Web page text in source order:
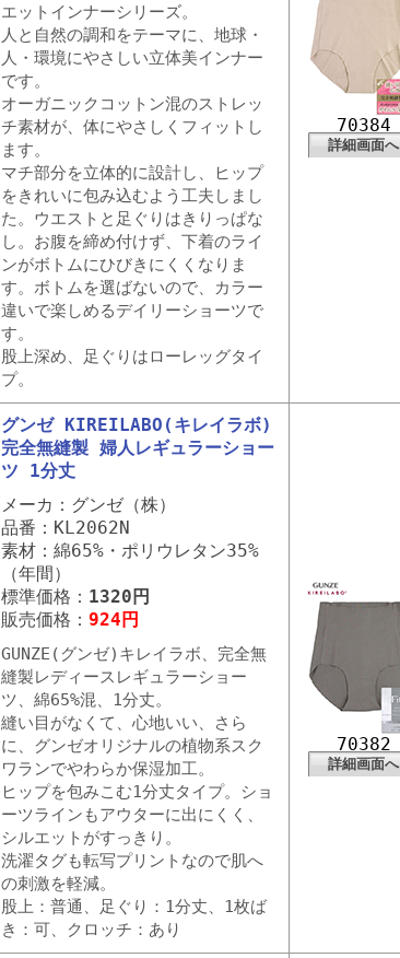
エットインナーシリーズ。
人と自然の調和をテーマに、地球・
人・環境にやさしい立体美インナー
です。
オーガニックコットン混のストレッ
チ素材が、体にやさしくフィットし
ます。
マチ部分を立体的に設計し、ヒップ
をきれいに包み込むよう工夫しまし
た。ウエストと足ぐりはきりっぱな
し。お腹を締め付けず、下着のライ
ンがボトムにひびきにくくなりま
す。ボトムを選ばないので、カラー
違いで楽しめるデイリーショーツで
す。
股上深め、足ぐりはローレッグタイ
プ。
70384
詳細画面へ
グンゼ KIREILABO(キレイラボ)
完全無縫製 婦人レギュラーショー
ツ 1分丈
メーカ：グンゼ（株）
品番：KL2062N
素材：綿65%・ポリウレタン35%
（年間）
標準価格： 1320円
販売価格： 924円
GUNZE(グンゼ)キレイラボ、完全無
縫製レディースレギュラーショー
ツ、綿65%混、1分丈。
縫い目がなくて、心地いい、さら
に、グンゼオリジナルの植物系スク
ワランでやわらか保湿加工。
ヒップを包みこむ1分丈タイプ。ショ
ーツラインもアウターに出にくく、
シルエットがすっきり。
洗濯タグも転写プリントなので肌へ
の刺激を軽減。
股上：普通、足ぐり：1分丈、1枚ば
き：可、クロッチ：あり
70382
詳細画面へ